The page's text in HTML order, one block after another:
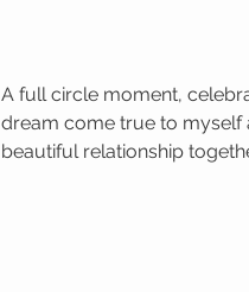
A full circle moment,
dream come true to myself
beautiful relationship